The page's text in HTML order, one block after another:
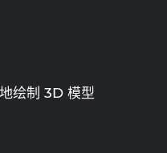
绘制 3D 模型